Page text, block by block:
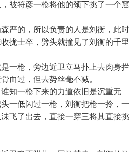
被符彦一枪将他的颈下挑了一个窟
严的，所以负责的人是刘衡，此时
拢士卒，劈头就撞见了刘衡的千里
一枪，旁边近卫立马扑上去肉身拦
而过，但去势丝毫不减。
知一枪下来的力道依旧是沉重无
一低闪过一枪，刘衡把枪一拎，一
飞了出去，直接一穿三将其直接挑